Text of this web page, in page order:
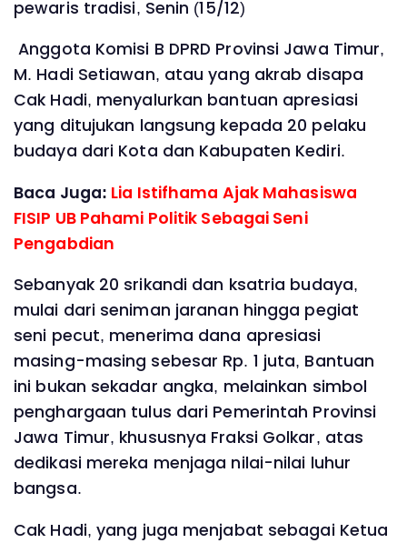
pewaris tradisi, Senin (15/12)
Anggota Komisi B DPRD Provinsi Jawa Timur,
M. Hadi Setiawan, atau yang akrab disapa
Cak Hadi, menyalurkan bantuan apresiasi
yang ditujukan langsung kepada 20 pelaku
budaya dari Kota dan Kabupaten Kediri.
Baca Juga: Lia Istifhama Ajak Mahasiswa
FISIP UB Pahami Politik Sebagai Seni
Pengabdian
Sebanyak 20 srikandi dan ksatria budaya,
mulai dari seniman jaranan hingga pegiat
seni pecut, menerima dana apresiasi
masing-masing sebesar Rp. 1 juta, Bantuan
ini bukan sekadar angka, melainkan simbol
penghargaan tulus dari Pemerintah Provinsi
Jawa Timur, khususnya Fraksi Golkar, atas
dedikasi mereka menjaga nilai-nilai luhur
bangsa.
Cak Hadi, yang juga menjabat sebagai Ketua